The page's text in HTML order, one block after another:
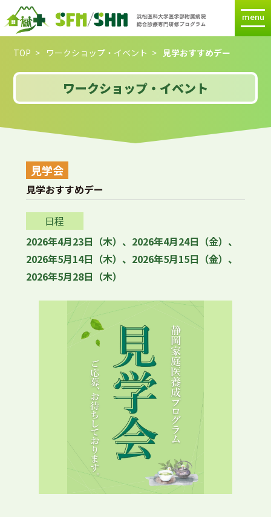
menu
TOP ワークショップ・イベント 見学おすすめデー
ワークショップ・イベント
見学会
見学おすすめデー
日程
2026年4月23日（木）、2026年4月24日（金）、
2026年5月14日（木）、2026年5月15日（金）、
2026年5月28日（木）